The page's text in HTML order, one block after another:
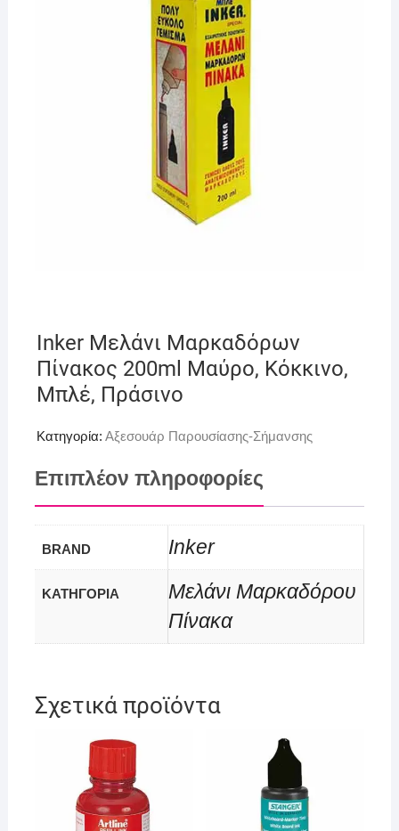
Inker Μελάνι Μαρκαδόρων
Πίνακος 200ml Μαύρο, Κόκκινο,
Μπλέ, Πράσινο
Κατηγορία: Αξεσουάρ Παρουσίασης-Σήμανσης
Επιπλέον πληροφορίες
BRAND Inker
ΚΑΤΗΓΟΡΙΑ
Μελάνι Μαρκαδόρου
Πίνακα
Σχετικά προϊόντα